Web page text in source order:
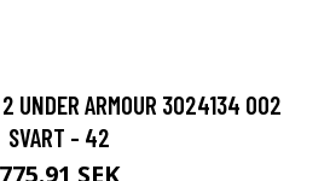
2 UNDER ARMOUR 3024134 002
SVART - 42
775.91 SEK